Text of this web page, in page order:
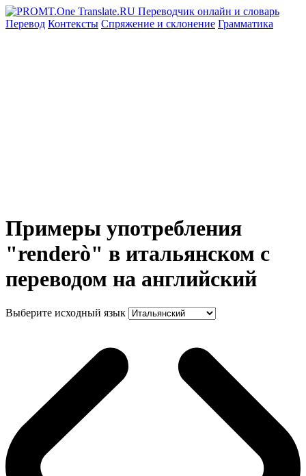
Перевод Контексты Спряжение и склонение Грамматика
Примеры употребления
"renderò" в итальянском с
переводом на английский
Выберите исходный язык